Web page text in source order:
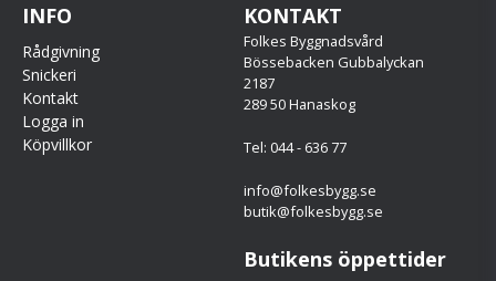
INFO
Rådgivning
Snickeri
Kontakt
Logga in
Köpvillkor
KONTAKT
Folkes Byggnadsvård
Bössebacken Gubbalyckan
2187
289 50 Hanaskog
Tel: 044 - 636 77
info@folkesbygg.se
butik@folkesbygg.se
Butikens öppettider